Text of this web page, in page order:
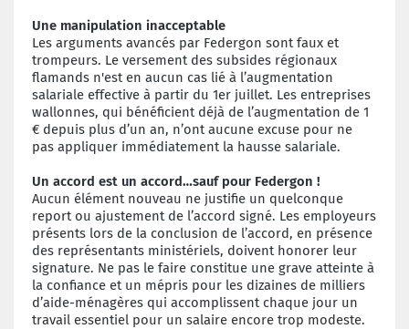
Une manipulation inacceptable
Les arguments avancés par Federgon sont faux et
trompeurs. Le versement des subsides régionaux
flamands n'est en aucun cas lié à l’augmentation
salariale effective à partir du 1er juillet. Les entreprises
wallonnes, qui bénéficient déjà de l’augmentation de 1
€ depuis plus d’un an, n’ont aucune excuse pour ne
pas appliquer immédiatement la hausse salariale.
Un accord est un accord…sauf pour Federgon !
Aucun élément nouveau ne justifie un quelconque
report ou ajustement de l’accord signé. Les employeurs
présents lors de la conclusion de l’accord, en présence
des représentants ministériels, doivent honorer leur
signature. Ne pas le faire constitue une grave atteinte à
la confiance et un mépris pour les dizaines de milliers
d’aide-ménagères qui accomplissent chaque jour un
travail essentiel pour un salaire encore trop modeste.